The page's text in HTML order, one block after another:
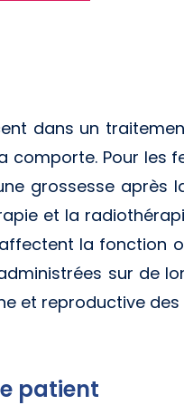
dans un
Pour les
grossesse après
et la
la fonction
sur de
et reproductive des
patient